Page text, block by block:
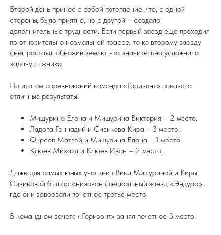
Второй день принес с собой потепление, что, с одной
стороны, было приятно, но с другой – создало
дополнительные трудности. Если первый заезд еще проходил
по относительно нормальной трассе, то ко второму заезду
снег растаял, обнажив землю, что значительно усложнило
задачу лыжника.
По итогам соревнований команда «Горизонт» показала
отличные результаты:
Мишурина Елена и Мишурина Виктория – 2 место.
Ладога Геннадий и Сизикова Кира – 3 место.
Фирсов Матвей и Мишурина Елена – 1 место.
Клюев Михаил и Клюев Иван – 2 место.
Даже для самых юных участниц Вики Мишуриной и Киры
Сизиковой был организован специальный заезд «Эндуро»,
где они завоевали почетное третье место.
В командном зачете «Горизонт» занял почетное 3 место.